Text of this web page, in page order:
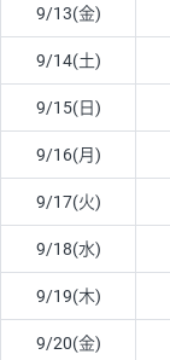
9/13(金)
9/14(土)
9/15(日)
9/16(月)
9/17(火)
9/18(水)
9/19(木)
9/20(金)